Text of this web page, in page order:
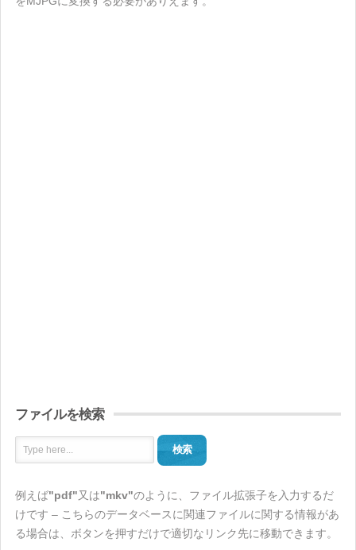
ファイルを検索
検索
例えば"pdf"又は"mkv"のように、ファイル拡張子を入力するだ
けです – こちらのデータベースに関連ファイルに関する情報があ
る場合は、ボタンを押すだけで適切なリンク先に移動できます。